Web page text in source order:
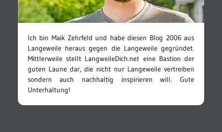
Ich bin Maik Zehrfeld und habe diesen Blog 2006 aus
Langeweile heraus gegen die Langeweile gegründet.
Mittlerweile stellt LangweileDich.net eine Bastion der
guten Laune dar, die nicht nur Langeweile vertreiben
sondern auch nachhaltig inspirieren will. Gute
Unterhaltung!